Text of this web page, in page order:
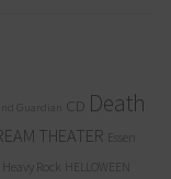
Guardian CD Death
THEATER Essen
Heavy Rock HELLOWEEN